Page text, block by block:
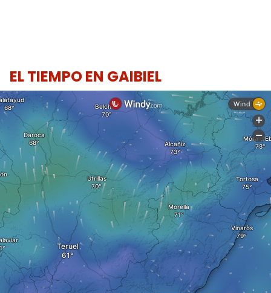
EL TIEMPO EN GAIBIEL